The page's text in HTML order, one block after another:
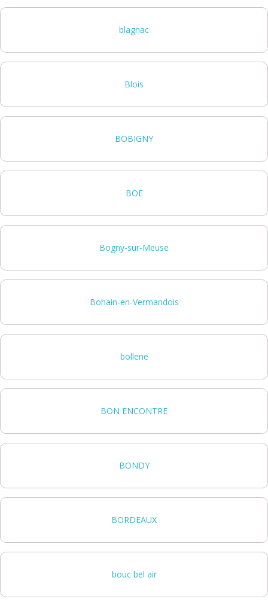
blagnac
Blois
BOBIGNY
BOE
Bogny-sur-Meuse
Bohain-en-Vermandois
bollene
BON ENCONTRE
BONDY
BORDEAUX
bouc bel air